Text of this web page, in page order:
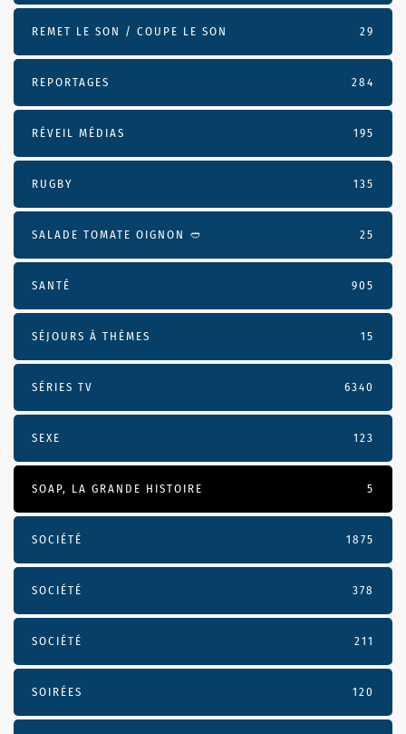
REMET LE SON / COUPE LE SON 29
REPORTAGES 284
RÉVEIL MÉDIAS 195
RUGBY 135
SALADE TOMATE OIGNON 🥙 25
SANTÉ 905
SÉJOURS À THÈMES 15
SÉRIES TV 6340
SEXE 123
SOAP, LA GRANDE HISTOIRE 5
SOCIÉTÉ 1875
SOCIÉTÉ 378
SOCIÉTÉ 211
SOIRÉES 120